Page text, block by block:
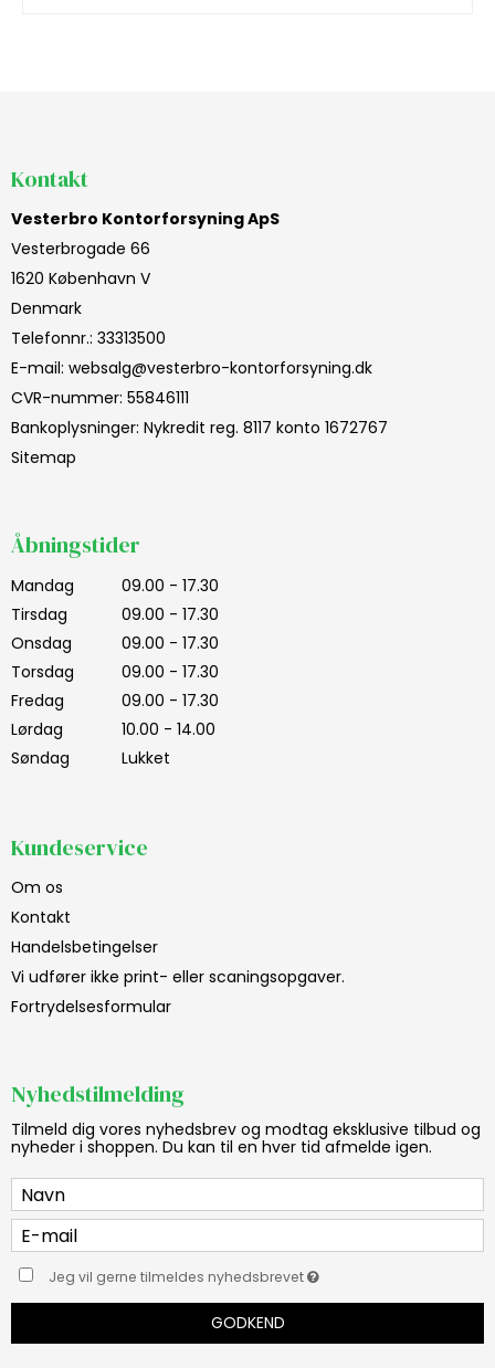
Kontakt
Vesterbro Kontorforsyning ApS
Vesterbrogade 66
1620 København V
Denmark
Telefonnr.: 33313500
E-mail: websalg@vesterbro-kontorforsyning.dk
CVR-nummer: 55846111
Bankoplysninger: Nykredit reg. 8117 konto 1672767
Sitemap
Åbningstider
Mandag
09.00 - 17.30
Tirsdag
09.00 - 17.30
Onsdag
09.00 - 17.30
Torsdag
09.00 - 17.30
Fredag
09.00 - 17.30
Lørdag
10.00 - 14.00
Søndag
Lukket
Kundeservice
Om os
Kontakt
Handelsbetingelser
Vi udfører ikke print- eller scaningsopgaver.
Fortrydelsesformular
Nyhedstilmelding
Tilmeld dig vores nyhedsbrev og modtag eksklusive tilbud og
nyheder i shoppen. Du kan til en hver tid afmelde igen.
Jeg vil gerne tilmeldes nyhedsbrevet
GODKEND